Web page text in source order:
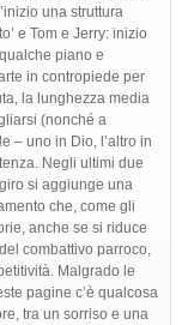
una struttura
e Tom e Jerry: inizio
piano e
in contropiede per
la lunghezza media
(nonché a
– uno in Dio, l’altro in
Negli ultimi due
si aggiunge una
che, come gli
anche se si riduce
combattivo parroco,
Malgrado le
pagine c’è qualcosa
tra un sorriso e una